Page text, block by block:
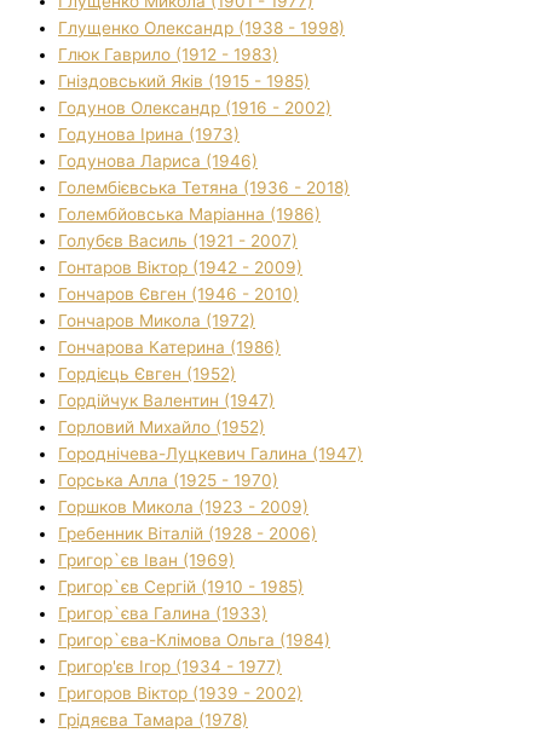
Глущенко Олександр (1938 - 1998)
Глюк Гаврило (1912 - 1983)
Гніздовський Яків (1915 - 1985)
Годунов Олександр (1916 - 2002)
Годунова Ірина (1973)
Годунова Лариса (1946)
Голембієвська Тетяна (1936 - 2018)
Голембйовська Маріанна (1986)
Голубєв Василь (1921 - 2007)
Гонтаров Віктор (1942 - 2009)
Гончаров Євген (1946 - 2010)
Гончаров Микола (1972)
Гончарова Катерина (1986)
Гордієць Євген (1952)
Гордійчук Валентин (1947)
Горловий Михайло (1952)
Городнічева-Луцкевич Галина (1947)
Горська Алла (1925 - 1970)
Горшков Микола (1923 - 2009)
Гребенник Віталій (1928 - 2006)
Григор`єв Іван (1969)
Григор`єв Сергій (1910 - 1985)
Григор`єва Галина (1933)
Григор`єва-Клімова Ольга (1984)
Григор'єв Ігор (1934 - 1977)
Григоров Віктор (1939 - 2002)
Грідяєва Тамара (1978)